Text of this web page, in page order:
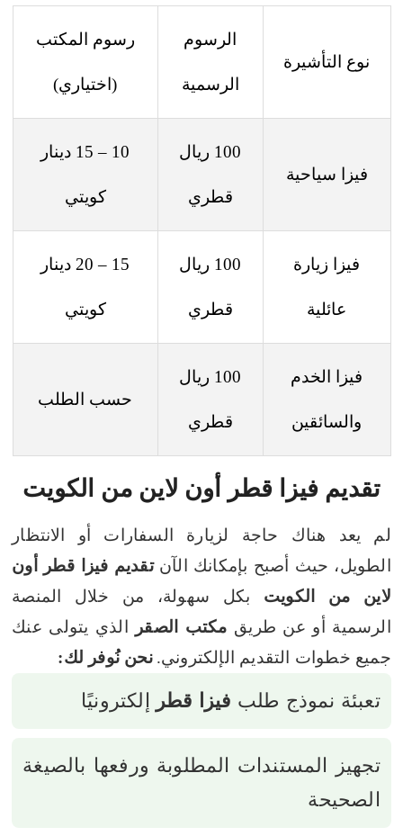
نوع التأشيرة
الرسوم
الرسمية
رسوم المكتب
(اختياري)
فيزا سياحية
100 ريال
قطري
10 – 15 دينار
كويتي
فيزا زيارة
عائلية
100 ريال
قطري
15 – 20 دينار
كويتي
فيزا الخدم
والسائقين
100 ريال
قطري
حسب الطلب
تقديم فيزا قطر أون لاين من الكويت
لم يعد هناك حاجة لزيارة السفارات أو الانتظار
الطويل، حيث أصبح بإمكانك الآنتقديم فيزا قطر أون
لاين من الكويت بكل سهولة، من خلال المنصة
الرسمية أو عن طريق مكتب الصقر
الذي يتولى عنك
جميع خطوات التقديم الإلكتروني. نحن نُوفر لك:
تعبئة نموذج طلب فيزا قطر إلكترونيًا
تجهيز المستندات المطلوبة ورفعها بالصيغة
الصحيحة